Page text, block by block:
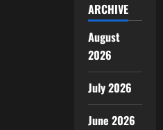
ARCHIVE
August
2026
July 2026
June 2026